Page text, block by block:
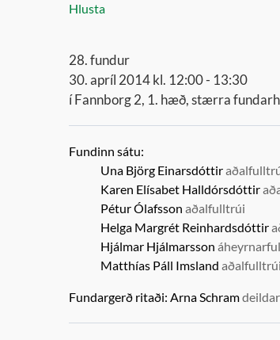
Hlusta
28. fundur
30. apríl 2014 kl. 12:00 - 13:30
í Fannborg 2, 1. hæð, stærra
Fundinn sátu:
Una Björg Einarsdóttir
Karen Elísabet Halldórsdóttir
Pétur Ólafsson aðalfulltrúi
Helga Margrét Reinhardsdóttir
Hjálmar Hjálmarsson
Matthías Páll Imsland aðalfulltrúi
Fundargerð ritaði: Arna Schram